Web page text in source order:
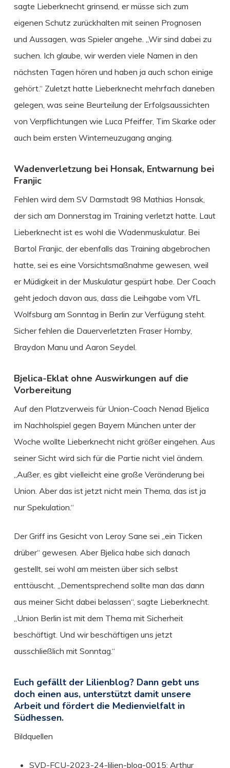
sagte Lieberknecht grinsend, er müsse sich zum
eigenen Schutz zurückhalten mit seinen Prognosen
und Aussagen, was Spieler angehe. „Wir sind dabei zu
suchen. Ich glaube, wir werden viele Namen in den
nächsten Tagen hören und haben ja auch schon einige
gehört.“ Zuletzt hatte Lieberknecht mehrfach daneben
gelegen, was seine Beurteilung der Erfolgsaussichten
von Verpflichtungen wie Luca Pfeiffer, Tim Skarke oder
auch beim ersten Winterneuzugang anging.
Wadenverletzung bei Honsak, Entwarnung bei
Franjic
Fehlen wird dem SV Darmstadt 98 Mathias Honsak,
der sich am Donnerstag im Training verletzt hatte. Laut
Lieberknecht ist es wohl die Wadenmuskulatur. Bei
Bartol Franjic, der ebenfalls das Training abgebrochen
hatte, sei es eine Vorsichtsmaßnahme gewesen, weil
er Müdigkeit in der Muskulatur gespürt habe. Der Coach
geht jedoch davon aus, dass die Leihgabe vom VfL
Wolfsburg am Sonntag in Berlin zur Verfügung steht.
Sicher fehlen die Dauerverletzten Fraser Hornby,
Braydon Manu und Aaron Seydel.
Bjelica-Eklat ohne Auswirkungen auf die
Vorbereitung
Auf den Platzverweis für Union-Coach Nenad Bjelica
im Nachholspiel gegen Bayern München unter der
Woche wollte Lieberknecht nicht größer eingehen. Aus
seiner Sicht wird sich für die Partie nicht viel ändern.
„Außer, es gibt vielleicht eine große Veränderung bei
Union. Aber das ist jetzt nicht mein Thema, das ist ja
nur Spekulation.“
Der Griff ins Gesicht von Leroy Sane sei „ein Ticken
drüber“ gewesen. Aber Bjelica habe sich danach
gestellt, sei wohl am meisten über sich selbst
enttäuscht. „Dementsprechend sollte man das dann
aus meiner Sicht dabei belassen“, sagte Lieberknecht.
„Union Berlin ist mit dem Thema mit Sicherheit
beschäftigt. Und wir beschäftigen uns jetzt
ausschließlich mit Sonntag.“
Euch gefällt der Lilienblog? Dann gebt uns
doch einen aus, unterstützt damit unsere
Arbeit und fördert die Medienvielfalt in
Südhessen.
Bildquellen
SVD-FCU-2023-24-lilien-blog-0015: Arthur